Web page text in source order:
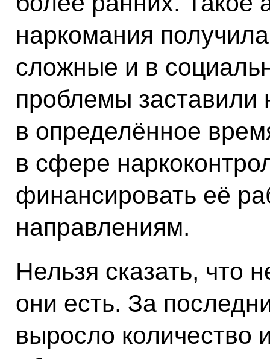
наркомания
сложные и в
проблемы заставили
в определённое
в сфере
финансировать её
направлениям.
Нельзя сказать, что
они есть. За
выросло количество